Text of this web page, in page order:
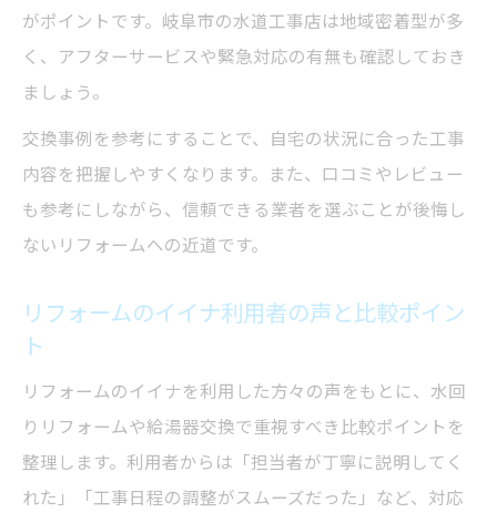
がポイントです。岐阜市の水道工事店は地域密着型が多
く、アフターサービスや緊急対応の有無も確認しておき
ましょう。
交換事例を参考にすることで、自宅の状況に合った工事
内容を把握しやすくなります。また、口コミやレビュー
も参考にしながら、信頼できる業者を選ぶことが後悔し
ないリフォームへの近道です。
リフォームのイイナ利用者の声と比較ポイン
ト
リフォームのイイナを利用した方々の声をもとに、水回
りリフォームや給湯器交換で重視すべき比較ポイントを
整理します。利用者からは「担当者が丁寧に説明してく
れた」「工事日程の調整がスムーズだった」など、対応